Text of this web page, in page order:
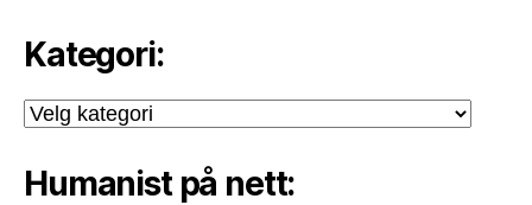
Kategori:
Kategori:
Humanist på nett: